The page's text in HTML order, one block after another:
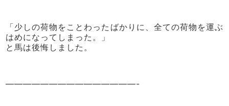
「少しの荷物をことわったばかりに、全ての荷物を運ぶ
はめになってしまった。」
と馬は後悔しました。
———————————————-